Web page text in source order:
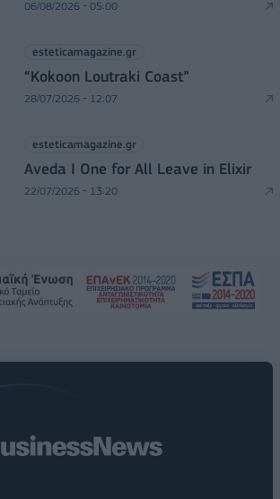
06/08/2026 - 05:00
esteticamagazine.gr
“Kokoon Loutraki Coast”
28/07/2026 - 12:07
esteticamagazine.gr
Aveda I One for All Leave in Elixir
22/07/2026 - 13:20